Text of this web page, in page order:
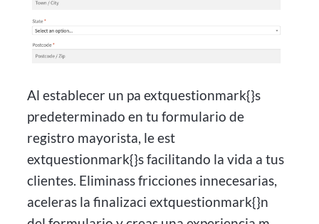
Al establecer un pa extquestionmark{}s
predeterminado en tu formulario de
registro mayorista, le est
extquestionmark{}s facilitando la vida a tus
clientes. Eliminass fricciones innecesarias,
aceleras la finalizaci extquestionmark{}n